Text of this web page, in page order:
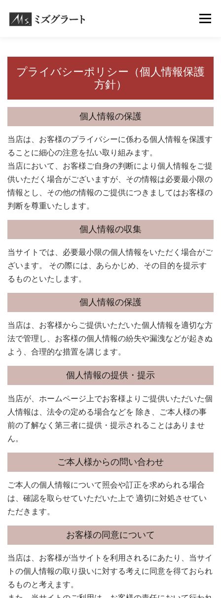
メニ
ホーム メニュー・料金 お客様の声 アクセス
よくある質問
プライバシーポリシー（個人情報保護
方針）
個人情報の保護
当店は、お客様のプライバシーに係わる個人情報を保護す
ることに細心の注意を払い取り組みます。
当店において、お客様ご自身の判断により個人情報をご提
供いただく場合がございますが、その情報は必要最小限の
情報とし、その他の情報のご提供につきましてはお客様の
判断を尊重いたします。
個人情報の収集
当サイトでは、必要最小限の個人情報をいただく場合がご
ざいます。 その際には、あらかじめ、その目的を提示す
るものといたします。
個人情報の保護
当店は、お客様からご提供いただいた個人情報を適切な方
法で管理し、お客様の個人情報の紛失や漏洩などが起きぬ
よう、合理的な措置を講じます。
個人情報の提供・提示
当店が、ホームページ上でお客様よりご提供いただいた個
人情報は、法令の定める場合などを 除き、ご本人様の事
前の了解なく第三者に提供・提示されることはありませ
ん。
ご本人様からの問い合わせ
ご本人の個人情報について照会や訂正を求められる場合
は、確認を取らせていただいた上で 適切に対処させてい
ただきます。
お客様の同意について
当店は、お客様が当サイトを利用されるにあたり、当サイ
トの個人情報の取り扱いに対する考えに同意を得ておられ
るものと考えます。